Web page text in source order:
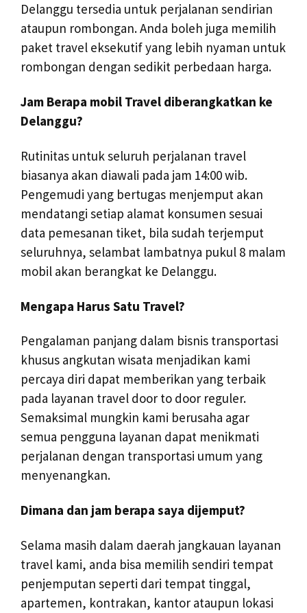
Delanggu tersedia untuk perjalanan sendirian
ataupun rombongan. Anda boleh juga memilih
paket travel eksekutif yang lebih nyaman untuk
rombongan dengan sedikit perbedaan harga.
Jam Berapa mobil Travel diberangkatkan ke
Delanggu?
Rutinitas untuk seluruh perjalanan travel
biasanya akan diawali pada jam 14:00 wib.
Pengemudi yang bertugas menjemput akan
mendatangi setiap alamat konsumen sesuai
data pemesanan tiket, bila sudah terjemput
seluruhnya, selambat lambatnya pukul 8 malam
mobil akan berangkat ke Delanggu.
Mengapa Harus Satu Travel?
Pengalaman panjang dalam bisnis transportasi
khusus angkutan wisata menjadikan kami
percaya diri dapat memberikan yang terbaik
pada layanan travel door to door reguler.
Semaksimal mungkin kami berusaha agar
semua pengguna layanan dapat menikmati
perjalanan dengan transportasi umum yang
menyenangkan.
Dimana dan jam berapa saya dijemput?
Selama masih dalam daerah jangkauan layanan
travel kami, anda bisa memilih sendiri tempat
penjemputan seperti dari tempat tinggal,
apartemen, kontrakan, kantor ataupun lokasi